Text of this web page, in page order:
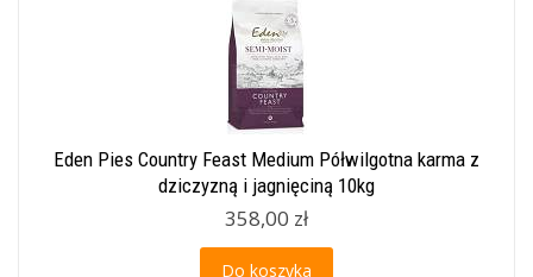
Eden Pies Country Feast Medium Półwilgotna karma z
dziczyzną i jagnięciną 10kg
358,00 zł
Do koszyka